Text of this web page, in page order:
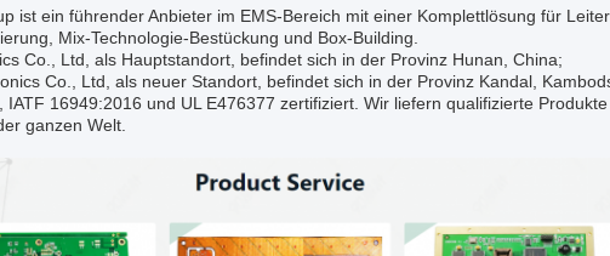
ist ein führender Anbieter im EMS-Bereich mit einer Komplettlösung für
Mix-Technologie-Bestückung und Box-Building.
Co., Ltd, als Hauptstandort, befindet sich in der Provinz Hunan, China;
Co., Ltd, als neuer Standort, befindet sich in der Provinz Kandal,
IATF 16949:2016 und UL E476377 zertifiziert. Wir liefern qualifizierte
ganzen Welt.